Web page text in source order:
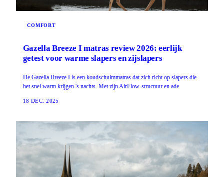
COMFORT
Gazella Breeze I matras review 2026: eerlijk
getest voor warme slapers en zijslapers
De Gazella Breeze I is een koudschuimmatras dat zich richt op slapers die
het snel warm krijgen 's nachts. Met zijn AirFlow-structuur en ade
18 DEC. 2025